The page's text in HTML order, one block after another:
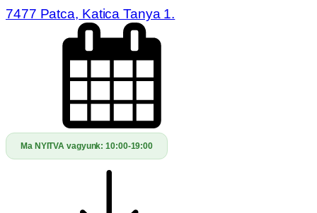
7477 Patca, Katica Tanya 1.
Ma NYITVA vagyunk:10:00-19:00